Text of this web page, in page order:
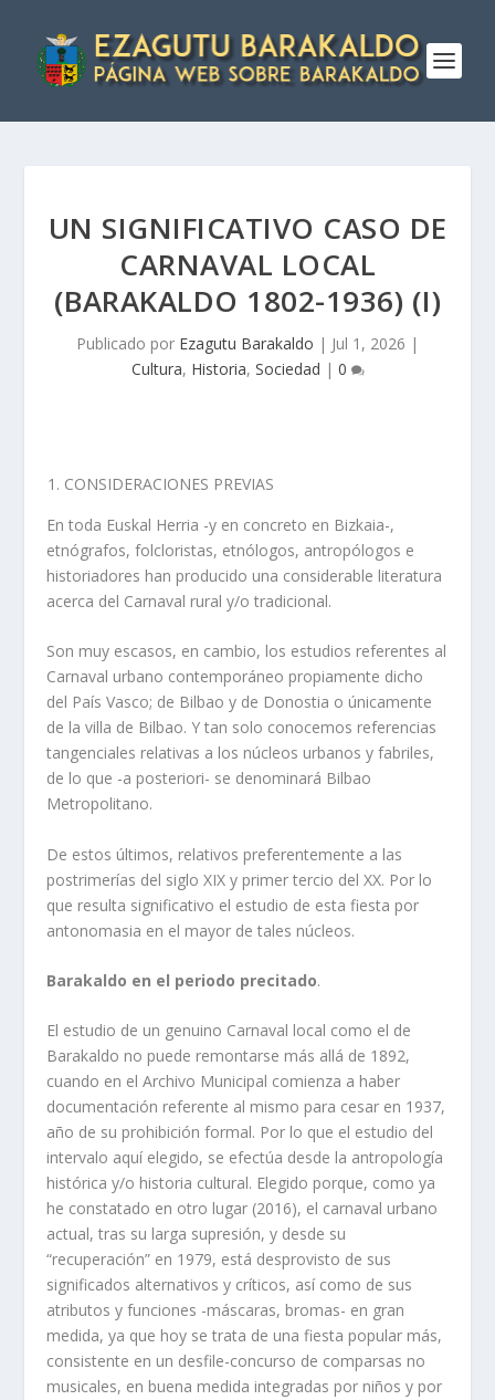
UN SIGNIFICATIVO CASO DE
CARNAVAL LOCAL
(BARAKALDO 1802-1936) (I)
Publicado por Ezagutu Barakaldo | Jul 1, 2026 |
Cultura, Historia, Sociedad | 0
CONSIDERACIONES PREVIAS
En toda Euskal Herria -y en concreto en Bizkaia-,
etnógrafos, folcloristas, etnólogos, antropólogos e
historiadores han producido una considerable literatura
acerca del Carnaval rural y/o tradicional.
Son muy escasos, en cambio, los estudios referentes al
Carnaval urbano contemporáneo propiamente dicho
del País Vasco; de Bilbao y de Donostia o únicamente
de la villa de Bilbao. Y tan solo conocemos referencias
tangenciales relativas a los núcleos urbanos y fabriles,
de lo que -a posteriori- se denominará Bilbao
Metropolitano.
De estos últimos, relativos preferentemente a las
postrimerías del siglo XIX y primer tercio del XX. Por lo
que resulta significativo el estudio de esta fiesta por
antonomasia en el mayor de tales núcleos.
Barakaldo en el periodo precitado.
El estudio de un genuino Carnaval local como el de
Barakaldo no puede remontarse más allá de 1892,
cuando en el Archivo Municipal comienza a haber
documentación referente al mismo para cesar en 1937,
año de su prohibición formal. Por lo que el estudio del
intervalo aquí elegido, se efectúa desde la antropología
histórica y/o historia cultural. Elegido porque, como ya
he constatado en otro lugar (2016), el carnaval urbano
actual, tras su larga supresión, y desde su
“recuperación” en 1979, está desprovisto de sus
significados alternativos y críticos, así como de sus
atributos y funciones -máscaras, bromas- en gran
medida, ya que hoy se trata de una fiesta popular más,
consistente en un desfile-concurso de comparsas no
musicales, en buena medida integradas por niños y por